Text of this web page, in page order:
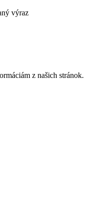
výraz
z našich stránok.